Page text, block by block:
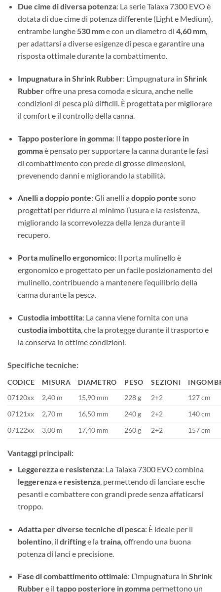
Due cime di diversa potenza: La serie Talaxa 7300 EVO è
dotata di due cime di potenza differente (Light e Medium),
entrambe lunghe530 mme con un diametro di 4,60 mm,
per adattarsi a diverse esigenze di pesca e garantire una
risposta ottimale durante la combattimento.
Impugnatura in Shrink Rubber: L’impugnatura in Shrink
Rubberoffre una presa comoda e sicura, anche nelle
condizioni di pesca più difficili. È progettata per migliorare
il comfort e il controllo della canna.
Tappo posteriore in gomma: Il tappo posteriore in
gommaè pensato per supportare la canna durante le fasi
di combattimento con prede di grosse dimensioni,
prevenendo danni e migliorando la stabilità.
Anelli a doppio ponte: Gli anelli a doppio ponte sono
progettati per ridurre al minimo l’usura e la resistenza,
migliorando la scorrevolezza della lenza durante il
recupero.
Porta mulinello ergonomico: Il porta mulinello è
ergonomico e progettato per un facile posizionamento del
mulinello, contribuendo a mantenere l’equilibrio della
canna durante la pesca.
Custodia imbottita: La canna viene fornita con una
custodia imbottita, che la protegge durante il trasporto e
la conserva in ottime condizioni.
Specifiche tecniche:
CODICE MISURA DIAMETRO PESO SEZIONI
07120xx
2,40 m 15,90 mm 228 g 2+2
127 cm
07121xx
2,70 m 16,50 mm 240 g 2+2
140 cm
07122xx
3,00 m 17,40 mm 260 g 2+2 157 cm
Vantaggi principali:
Leggerezza e resistenza: La Talaxa 7300 EVO combina
leggerenzae resistenza, permettendo di lanciare esche
pesanti e combattere con grandi prede senza affaticarsi
troppo.
Adatta per diverse tecniche di pesca: È ideale per il
bolentino, il driftinge la traina, offrendo una buona
potenza di lanci e precisione.
Fase di combattimento ottimale: L’impugnatura in Shrink
Rubbere il tappo posteriore in gommapermettono un